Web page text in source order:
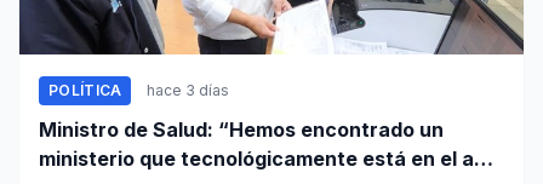
POLÍTICA hace 3 días
Ministro de Salud: “Hemos encontrado un
ministerio que tecnológicamente está en el año